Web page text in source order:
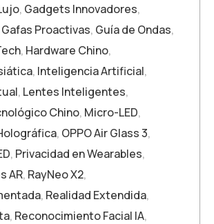
, Gadgets Innovadores,
Gafas Proactivas, Guía de Ondas,
, Hardware Chino,
, Inteligencia Artificial,
, Lentes Inteligentes,
Chino, Micro-LED,
, OPPO Air Glass 3,
, Privacidad en Wearables,
AR, RayNeo X2,
, Realidad Extendida,
, Reconocimiento Facial IA,